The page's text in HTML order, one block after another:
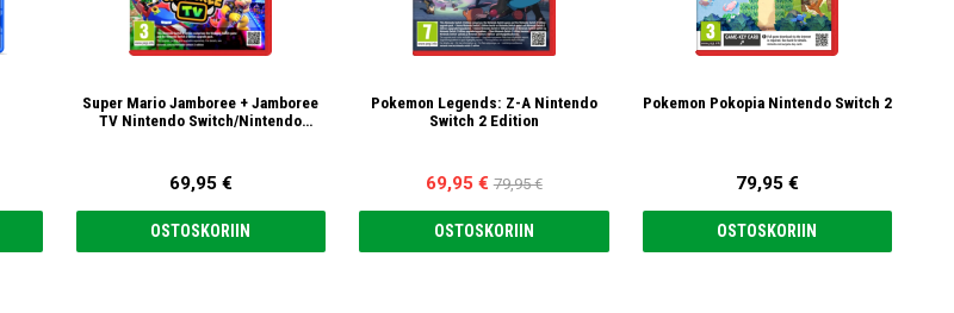
Super Mario Jamboree + Jamboree
TV Nintendo Switch/Nintendo
69,95 €
OSTOSKORIIN
Pokemon Legends: Z-A Nintendo
Switch 2 Edition
69,95 € 79,95 €
OSTOSKORIIN
Pokemon Pokopia Nintendo Switch 2
79,95 €
OSTOSKORIIN